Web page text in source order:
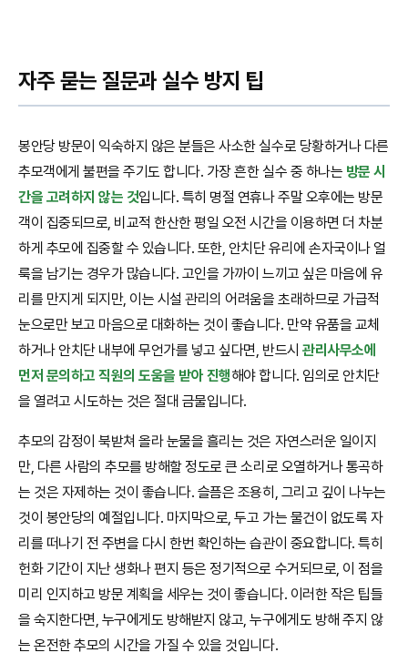
자주 묻는 질문과 실수 방지 팁
봉안당 방문이 익숙하지 않은 분들은 사소한 실수로 당황하거나 다른
추모객에게 불편을 주기도 합니다. 가장 흔한 실수 중 하나는 방문 시
간을 고려하지 않는 것입니다. 특히 명절 연휴나 주말 오후에는 방문
객이 집중되므로, 비교적 한산한 평일 오전 시간을 이용하면 더 차분
하게 추모에 집중할 수 있습니다. 또한, 안치단 유리에 손자국이나 얼
룩을 남기는 경우가 많습니다. 고인을 가까이 느끼고 싶은 마음에 유
리를 만지게 되지만, 이는 시설 관리의 어려움을 초래하므로 가급적
눈으로만 보고 마음으로 대화하는 것이 좋습니다. 만약 유품을 교체
하거나 안치단 내부에 무언가를 넣고 싶다면, 반드시관리사무소에
먼저 문의하고 직원의 도움을 받아 진행해야 합니다. 임의로 안치단
을 열려고 시도하는 것은 절대 금물입니다.
추모의 감정이 북받쳐 올라 눈물을 흘리는 것은 자연스러운 일이지
만, 다른 사람의 추모를 방해할 정도로 큰 소리로 오열하거나 통곡하
는 것은 자제하는 것이 좋습니다. 슬픔은 조용히, 그리고 깊이 나누는
것이 봉안당의 예절입니다. 마지막으로, 두고 가는 물건이 없도록 자
리를 떠나기 전 주변을 다시 한번 확인하는 습관이 중요합니다. 특히
헌화 기간이 지난 생화나 편지 등은 정기적으로 수거되므로, 이 점을
미리 인지하고 방문 계획을 세우는 것이 좋습니다. 이러한 작은 팁들
을 숙지한다면, 누구에게도 방해받지 않고, 누구에게도 방해 주지 않
는 온전한 추모의 시간을 가질 수 있을 것입니다.